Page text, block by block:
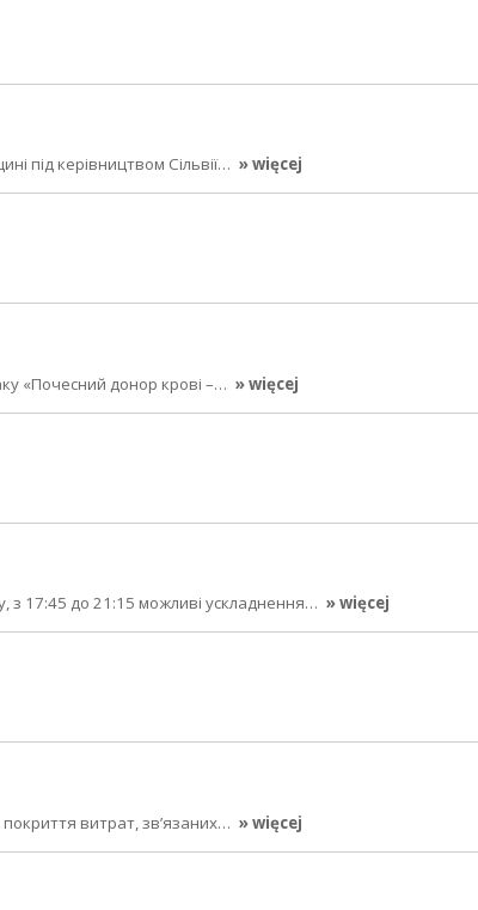
під керівництвом Сільвії… » więcej
«Почесний донор крові –… » więcej
з 17:45 до 21:15 можливі ускладнення… » więcej
витрат, зв’язаних… » więcej